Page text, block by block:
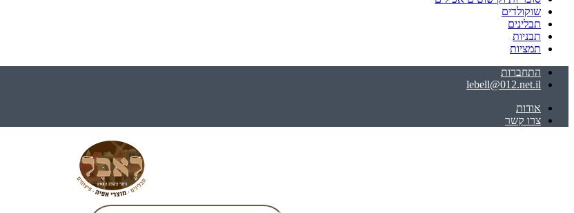
שוקולדים
תבלינים
תבניות
תמציות
התחברות
lebell@012.net.il
אודות
צרו קשר